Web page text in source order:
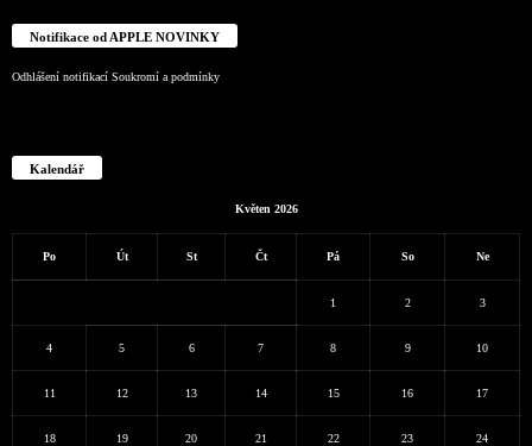
Notifikace od APPLE NOVINKY
Odhlášení notifikací Soukromí a podmínky
Kalendář
Květen 2026
Po Út St Čt Pá So Ne
1 2 3
4 5 6 7 8 9 10
11 12 13 14 15 16 17
18 19 20 21 22 23 24